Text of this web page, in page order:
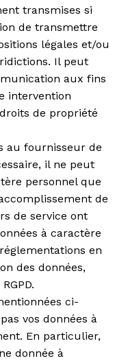
transmises si
de transmettre
légales et/ou
Il peut
aux fins
intervention
de propriété
au fournisseur de
il ne peut
personnel que
de
de service ont
à caractère
en
des données,
ci-
vos données à
En particulier,
donnée à